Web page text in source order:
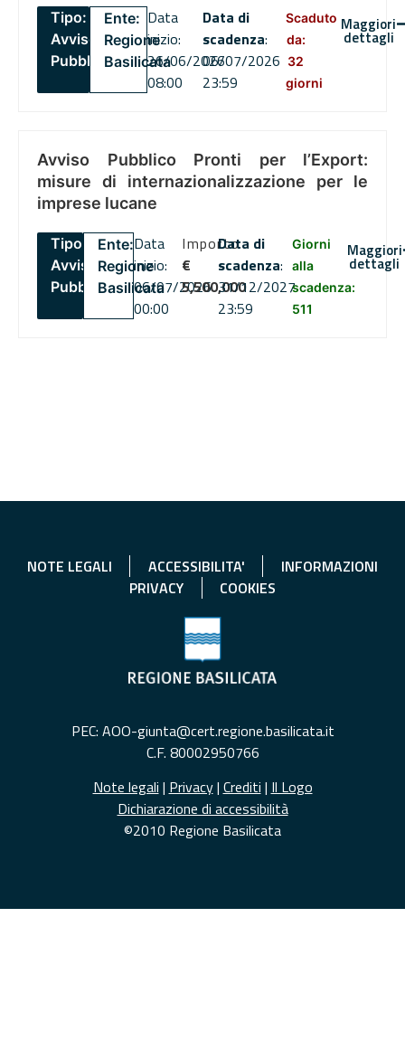
Tipo:
Avviso
Pubblico
Ente:
Regione
Basilicata
Data
inizio:
26/06/2026
08:00
Data di
scadenza:
06/07/2026
23:59
Scaduto
da:
32
giorni
Maggiori
dettagli
Avviso Pubblico Pronti per l’Export:
misure di internazionalizzazione per le
imprese lucane
Tipo:
Avviso
Pubblico
Ente:
Regione
Basilicata
Data
inizio:
06/07/2026
00:00
Importo
€
5,500,000
Data di
scadenza:
31/12/2027
23:59
Giorni
alla
scadenza:
511
Maggiori
dettagli
NOTE LEGALI ACCESSIBILITA'
INFORMAZIONI
PRIVACY
COOKIES
PEC: AOO-giunta@cert.regione.basilicata.it
C.F. 80002950766
Note legali | Privacy| Crediti | Il Logo
Dichiarazione di accessibilità
©2010 Regione Basilicata